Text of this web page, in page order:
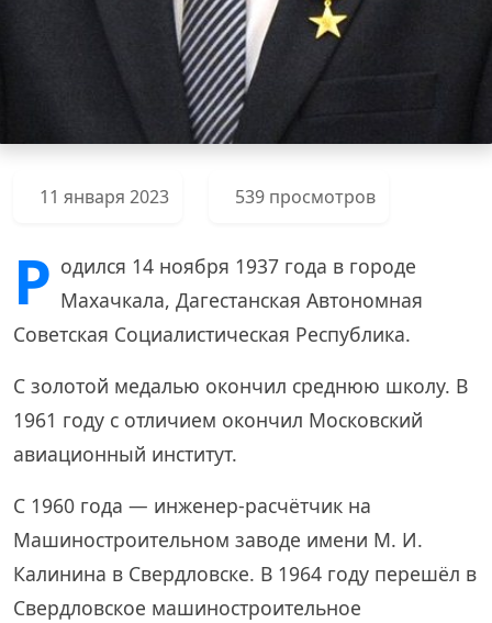
11 января 2023 539 просмотров
Р одился 14 ноября 1937 года в городе
Махачкала, Дагестанская Автономная
Советская Социалистическая Республика.
С золотой медалью окончил среднюю школу. В
1961 году с отличием окончил Московский
авиационный институт.
С 1960 года — инженер-расчётчик на
Машиностроительном заводе имени М. И.
Калинина в Свердловске. В 1964 году перешёл в
Свердловское машиностроительное